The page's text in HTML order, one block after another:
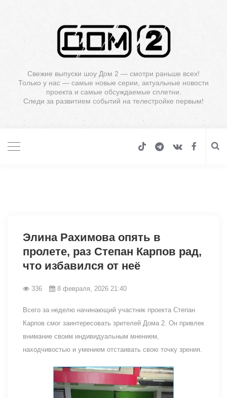
Свежие выпуски шоу Дом 2 — смотри раньше всех!
Только у нас — самые новые серии, актуальные новости
проекта и самые обсуждаемые сплетни.
Следи за развитием событий на телестройке первым!
Элина Рахимова опять в
пролете, раз Степан Карпов рад,
что избавился от неё
336 8 февраля, 2026 21:40
Всего за неделю начинающий участник проекта Степан
Карпов смог заинтересовать зрителей Дома 2. Он привлек
внимание своим индивидуальным мнением,
находчивостью и умением отстаивать свою точку зрения.